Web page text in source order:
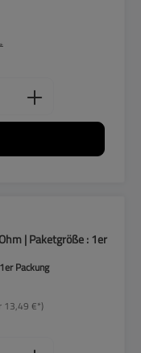
den
| Paketgröße : 1er
1er Packung
13,49 €*)